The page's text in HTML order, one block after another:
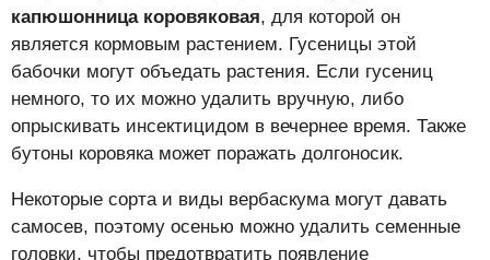
капюшонница коровяковая, для которой он
является кормовым растением. Гусеницы этой
бабочки могут объедать растения. Если гусениц
немного, то их можно удалить вручную, либо
опрыскивать инсектицидом в вечернее время. Также
бутоны коровяка может поражать долгоносик.
Некоторые сорта и виды вербаскума могут давать
самосев, поэтому осенью можно удалить семенные
головки, чтобы предотвратить появление